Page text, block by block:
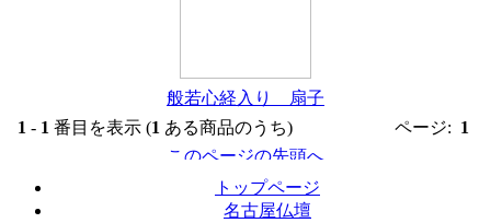
般若心経入り 扇子
1 - 1 番目を表示 (1 ある商品のうち) ページ: 1
トップページ
名古屋仏壇